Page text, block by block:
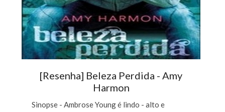
[Resenha] Beleza Perdida - Amy
Harmon
Sinopse - Ambrose Young é lindo - alto e